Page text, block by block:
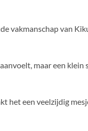
vakmanschap van
maar een klein
het een veelzijdig